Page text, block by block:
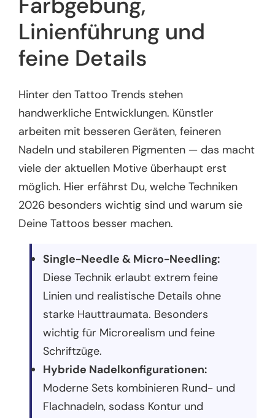
Linienführung und
feine Details
Hinter den Tattoo Trends stehen
handwerkliche Entwicklungen. Künstler
arbeiten mit besseren Geräten, feineren
Nadeln und stabileren Pigmenten — das macht
viele der aktuellen Motive überhaupt erst
möglich. Hier erfährst Du, welche Techniken
2026 besonders wichtig sind und warum sie
Deine Tattoos besser machen.
Single-Needle & Micro-Needling:
Diese Technik erlaubt extrem feine
Linien und realistische Details ohne
starke Hauttraumata. Besonders
wichtig für Microrealism und feine
Schriftzüge.
Hybride Nadelkonfigurationen:
Moderne Sets kombinieren Rund- und
Flachnadeln, sodass Kontur und